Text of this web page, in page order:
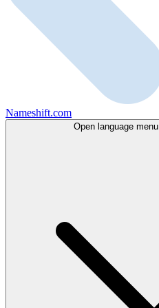
Nameshift.com
Open language menu